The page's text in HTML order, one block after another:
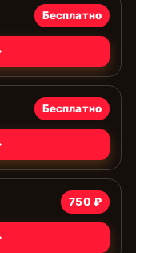
Бесплатно
Бесплатно
750 ₽